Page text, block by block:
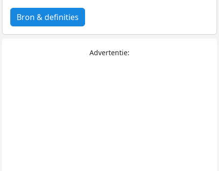
Bron & definities
Advertentie: